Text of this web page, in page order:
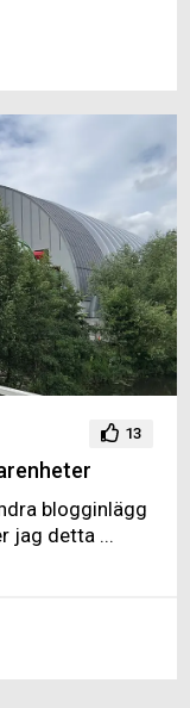
13
blogginlägg
jag detta ...